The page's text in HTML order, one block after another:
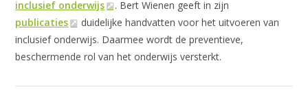
inclusief onderwijs
. Bert Wienen geeft in zijn
publicaties
duidelijke handvatten voor het uitvoeren van
inclusief onderwijs. Daarmee wordt de preventieve,
beschermende rol van het onderwijs versterkt.